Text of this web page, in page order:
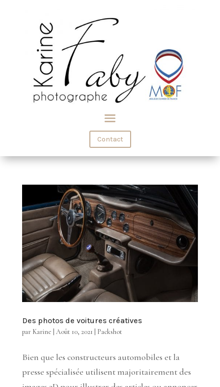
Contact
Des photos de voitures créatives
par Karine Août 10, 2021 Packshot
Bien que les constructeurs automobiles et la
presse spécialisée utilisent majoritairement des